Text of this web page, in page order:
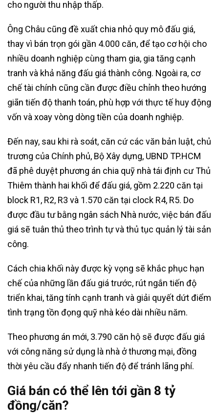
cho người thu nhập thấp.
Ông Châu cũng đề xuất chia nhỏ quy mô đấu giá,
thay vì bán trọn gói gần 4.000 căn, để tạo cơ hội cho
nhiều doanh nghiệp cùng tham gia, gia tăng cạnh
tranh và khả năng đấu giá thành công. Ngoài ra, cơ
chế tài chính cũng cần được điều chỉnh theo hướng
giãn tiến độ thanh toán, phù hợp với thực tế huy động
vốn và xoay vòng dòng tiền của doanh nghiệp.
Đến nay, sau khi rà soát, căn cứ các văn bản luật, chủ
trương của Chính phủ, Bộ Xây dựng, UBND TP.HCM
đã phê duyệt phương án chia quỹ nhà tái định cư Thủ
Thiêm thành hai khối để đấu giá, gồm 2.220 căn tại
block R1, R2, R3 và 1.570 căn tại clock R4, R5. Do
được đầu tư bằng ngân sách Nhà nước, việc bán đấu
giá sẽ tuân thủ theo trình tự và thủ tục quản lý tài sản
công.
Cách chia khối này được kỳ vọng sẽ khắc phục hạn
chế của những lần đấu giá trước, rút ngắn tiến độ
triển khai, tăng tính cạnh tranh và giải quyết dứt điểm
tình trạng tồn đọng quỹ nhà kéo dài nhiều năm.
Theo phương án mới, 3.790 căn hộ sẽ được đấu giá
với công năng sử dụng là nhà ở thương mại, đồng
thời yêu cầu đẩy nhanh tiến độ để tránh lãng phí.
Giá bán có thể lên tới gần 8 tỷ
đồng/căn?